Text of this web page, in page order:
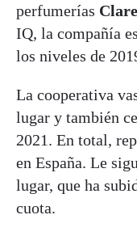
perfumerías
IQ, la compañía
los niveles de
La cooperativa
lugar y también
2021. En total,
en España. Le
lugar, que ha
cuota.